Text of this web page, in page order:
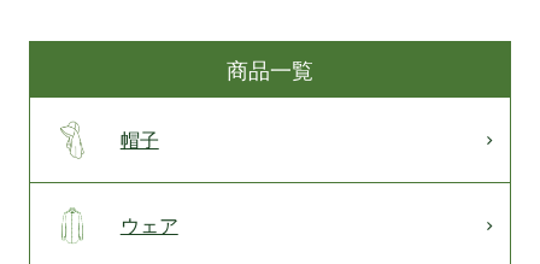
商品一覧
帽子
ウェア